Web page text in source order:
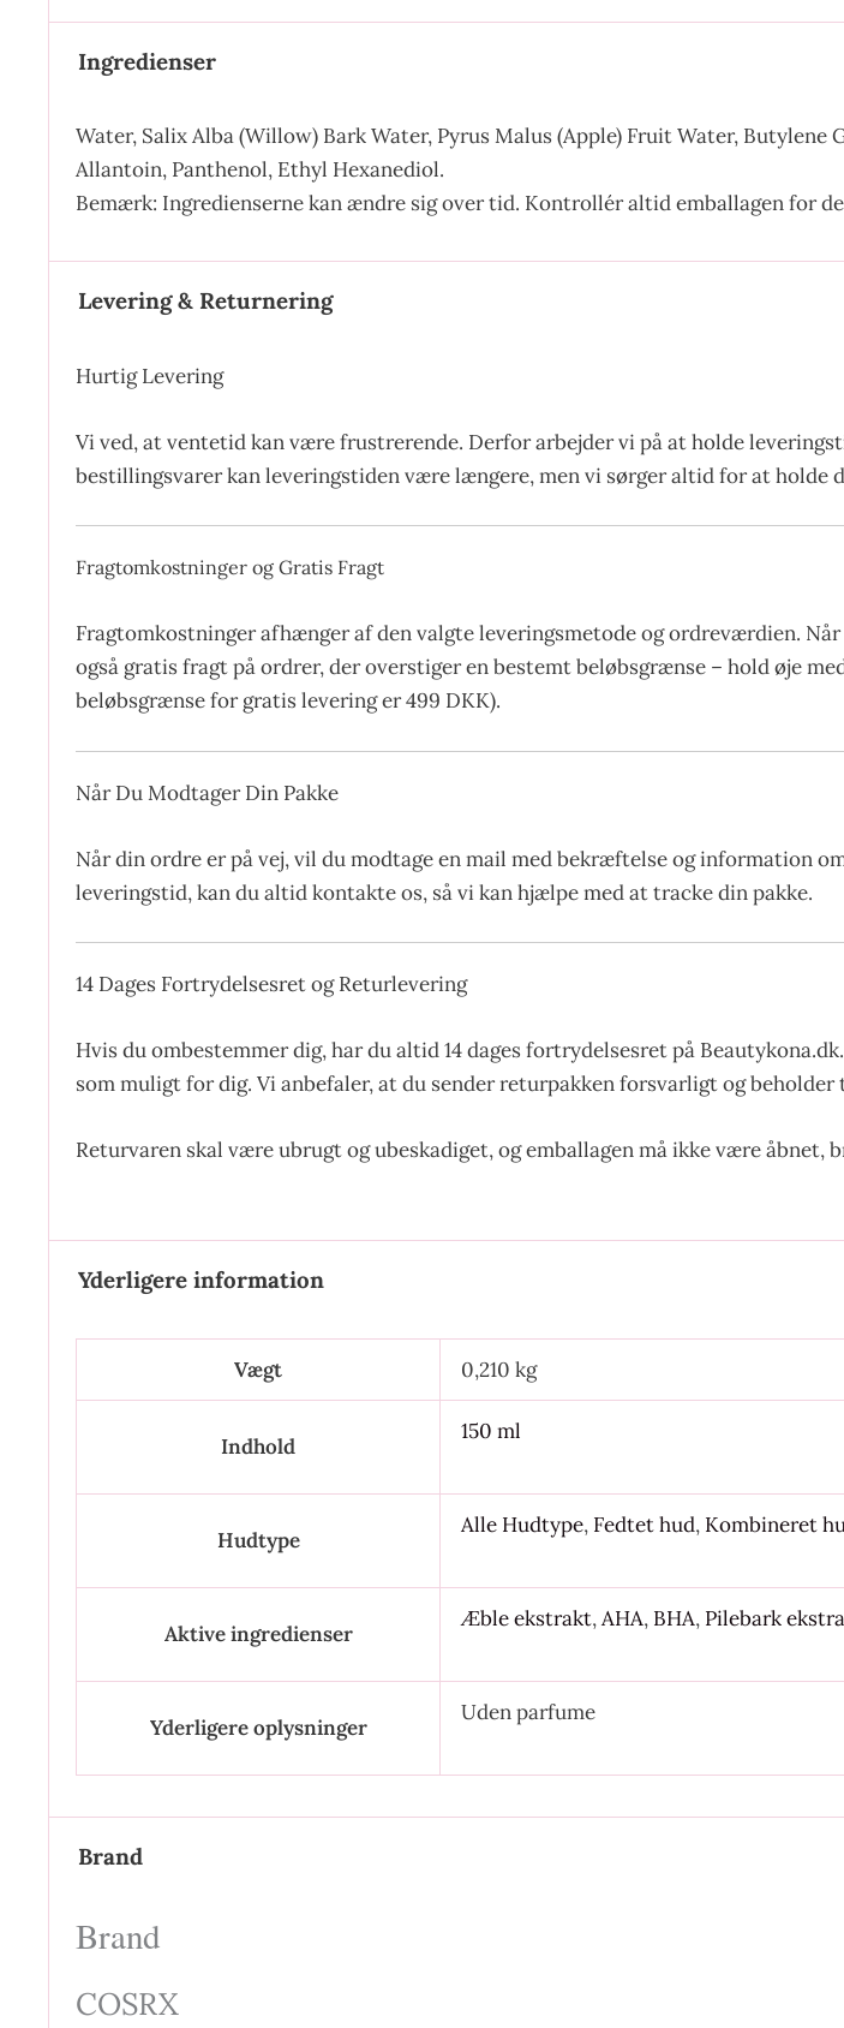
Ingredienser
Water, Salix Alba (Willow) Bark Water, Pyrus Malus (Apple) Fruit Water,
Allantoin, Panthenol, Ethyl Hexanediol.
Bemærk: Ingredienserne kan ændre sig over tid. Kontrollér altid emballagen for
Levering & Returnering
Hurtig Levering
Vi ved, at ventetid kan være frustrerende. Derfor arbejder vi på at holde
bestillingsvarer kan leveringstiden være længere, men vi sørger altid for at holde
Fragtomkostninger og Gratis Fragt
Fragtomkostninger afhænger af den valgte leveringsmetode og ordreværdien.
også gratis fragt på ordrer, der overstiger en bestemt beløbsgrænse – hold øje
beløbsgrænse for gratis levering er 499 DKK).
Når Du Modtager Din Pakke
Når din ordre er på vej, vil du modtage en mail med bekræftelse og information
leveringstid, kan du altid kontakte os, så vi kan hjælpe med at tracke din pakke.
14 Dages Fortrydelsesret og Returlevering
Hvis du ombestemmer dig, har du altid 14 dages fortrydelsesret på
som muligt for dig. Vi anbefaler, at du sender returpakken forsvarligt og
Returvaren skal være ubrugt og ubeskadiget, og emballagen må ikke være åbnet,
Yderligere information
Vægt 0,210 kg
Indhold
150 ml
Hudtype
Alle Hudtype, Fedtet hud, Kombineret
Aktive ingredienser
Æble ekstrakt,AHA, BHA, Pilebark
Yderligere oplysninger
Uden parfume
Brand
Brand
COSRX